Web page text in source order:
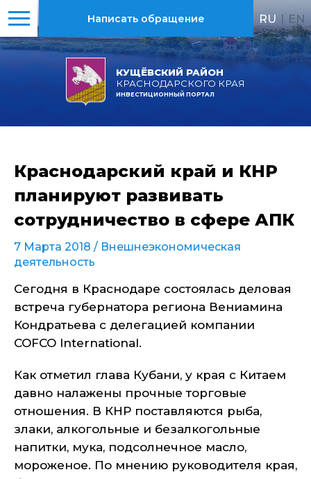
КУЩЁВСКИЙ РАЙОН
КРАСНОДАРСКОГО КРАЯ
ИНВЕСТИЦИОННЫЙ ПОРТАЛ
Написать обращение RU | EN
Краснодарский край и КНР
планируют развивать
сотрудничество в сфере АПК
7 Марта 2018 / Внешнеэкономическая
деятельность
Сегодня в Краснодаре состоялась деловая
встреча губернатора региона Вениамина
Кондратьева с делегацией компании
COFCO International.
Как отметил глава Кубани, у края с Китаем
давно налажены прочные торговые
отношения. В КНР поставляются рыба,
злаки, алкогольные и безалкогольные
напитки, мука, подсолнечное масло,
мороженое. По мнению руководителя края,